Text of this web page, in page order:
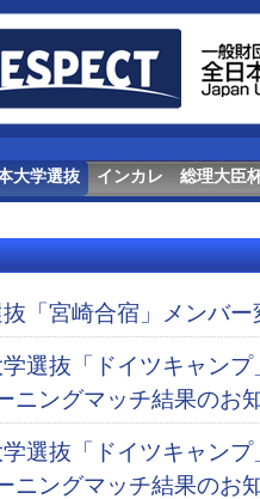
大学選抜 インカレ 総理大臣
「宮崎合宿」メンバ
選抜「ドイツキャンプ
ニングマッチ結果のお
選抜「ドイツキャンプ
ニングマッチ結果のお